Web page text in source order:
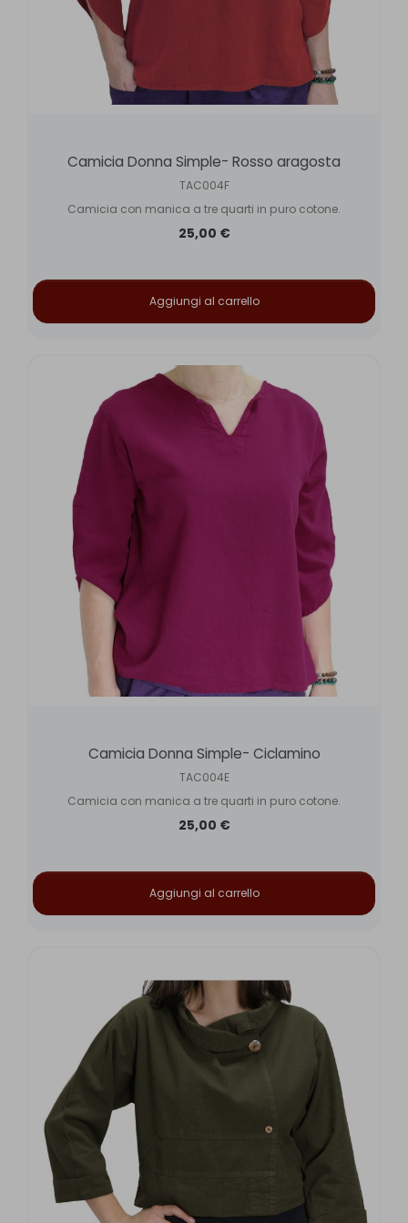
Camicia Donna Simple- Rosso aragosta
TAC004F
Camicia con manica a tre quarti in puro cotone.
25,00 €
Aggiungi al carrello
Camicia Donna Simple- Ciclamino
TAC004E
Camicia con manica a tre quarti in puro cotone.
25,00 €
Aggiungi al carrello